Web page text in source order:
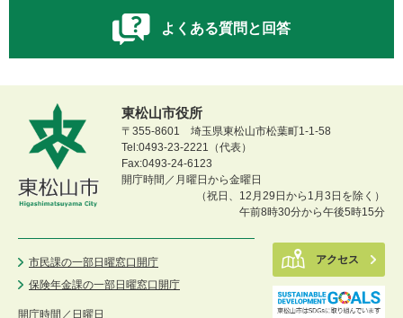
よくある質問と回答
東松山市役所
〒355-8601 埼玉県東松山市松葉町1-1-58
Tel:0493-23-2221（代表）
Fax:0493-24-6123
開庁時間／月曜日から金曜日
（祝日、12月29日から1月3日を除く）
午前8時30分から午後5時15分
市民課の一部日曜窓口開庁
保険年金課の一部日曜窓口開庁
開庁時間／ 日曜日
アクセス